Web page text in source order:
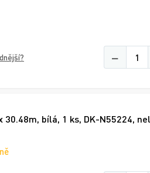
−
bílá, 1 ks, DK-N55224,